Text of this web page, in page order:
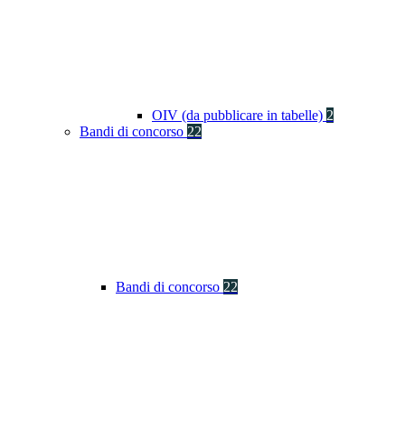
OIV (da pubblicare in tabelle) 2
Bandi di concorso 22
Bandi di concorso 22